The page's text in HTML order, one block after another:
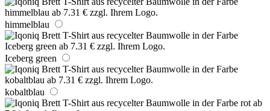
himmelblau
Iceberg green
kobaltblau